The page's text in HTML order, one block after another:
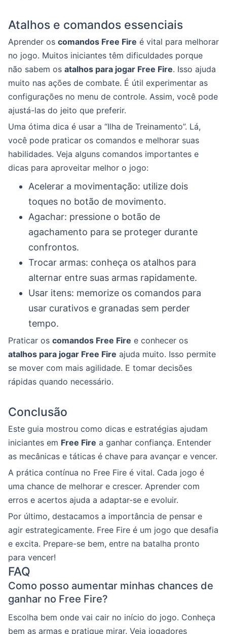
Atalhos e comandos essenciais
Aprender os comandos Free Fire é vital para melhorar
no jogo. Muitos iniciantes têm dificuldades porque
não sabem os atalhos para jogar Free Fire. Isso ajuda
muito nas ações de combate. É útil experimentar as
configurações no menu de controle. Assim, você pode
ajustá-las do jeito que preferir.
Uma ótima dica é usar a “Ilha de Treinamento”. Lá,
você pode praticar os comandos e melhorar suas
habilidades. Veja alguns comandos importantes e
dicas para aproveitar melhor o jogo:
Acelerar a movimentação: utilize dois
toques no botão de movimento.
Agachar: pressione o botão de
agachamento para se proteger durante
confrontos.
Trocar armas: conheça os atalhos para
alternar entre suas armas rapidamente.
Usar itens: memorize os comandos para
usar curativos e granadas sem perder
tempo.
Praticar os comandos Free Fire e conhecer os
atalhos para jogar Free Fire ajuda muito. Isso permite
se mover com mais agilidade. E tomar decisões
rápidas quando necessário.
Conclusão
Este guia mostrou como dicas e estratégias ajudam
iniciantes em Free Fire a ganhar confiança. Entender
as mecânicas e táticas é chave para avançar e vencer.
A prática contínua no Free Fire é vital. Cada jogo é
uma chance de melhorar e crescer. Aprender com
erros e acertos ajuda a adaptar-se e evoluir.
Por último, destacamos a importância de pensar e
agir estrategicamente. Free Fire é um jogo que desafia
e excita. Prepare-se bem, entre na batalha pronto
para vencer!
FAQ
Como posso aumentar minhas chances de
ganhar no Free Fire?
Escolha bem onde vai cair no início do jogo. Conheça
bem as armas e pratique mirar. Veja jogadores